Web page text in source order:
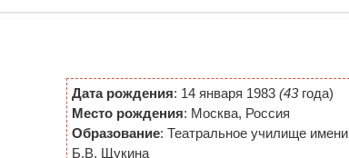
Дата рождения: 14 января 1983 (43года)
Место рождения: Москва, Россия
Образование: Театральное училище имени
Б.В. Щукина